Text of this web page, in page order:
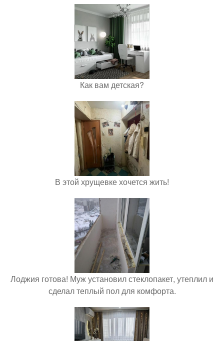
Как вам детская?
В этой хрущевке хочется жить!
Лоджия готова! Муж установил стеклопакет, утеплил и
сделал теплый пол для комфорта.